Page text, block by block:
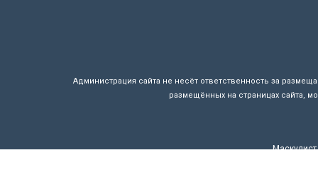
Администрация сайта не несёт ответственность за
размещённых на страницах сайта,